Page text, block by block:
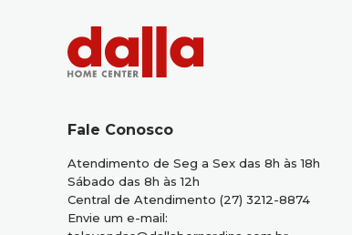
Fale Conosco
Atendimento de Seg a Sex das 8h às 18h
Sábado das 8h às 12h
Central de Atendimento (27) 3212-8874
Envie um e-mail: